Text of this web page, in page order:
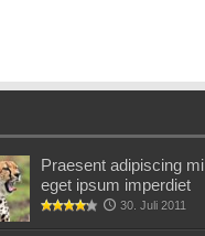
Praesent adipiscing mi
eget ipsum imperdiet
30. Juli 2011